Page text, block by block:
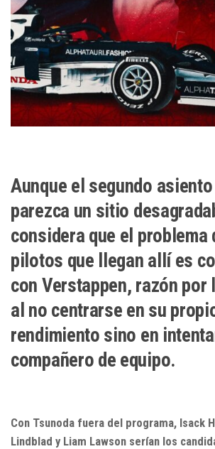
Aunque el segundo asiento
parezca un sitio
considera que el problema
pilotos que llegan allí es
con Verstappen, razón por
al no centrarse en su
rendimiento sino en
compañero de equipo.
Con Tsunoda fuera del programa, Isack
Lindblad y Liam Lawson serían los